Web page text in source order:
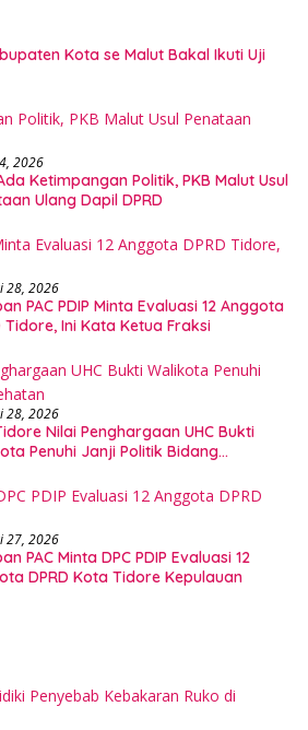
Kota se Malut Bakal Ikuti Uji
2026
Ketimpangan Politik, PKB Malut Usul
Ulang Dapil DPRD
28, 2026
PAC PDIP Minta Evaluasi 12 Anggota
Tidore, Ini Kata Ketua Fraksi
28, 2026
Nilai Penghargaan UHC Bukti
Penuhi Janji Politik Bidang
27, 2026
PAC Minta DPC PDIP Evaluasi 12
DPRD Kota Tidore Kepulauan